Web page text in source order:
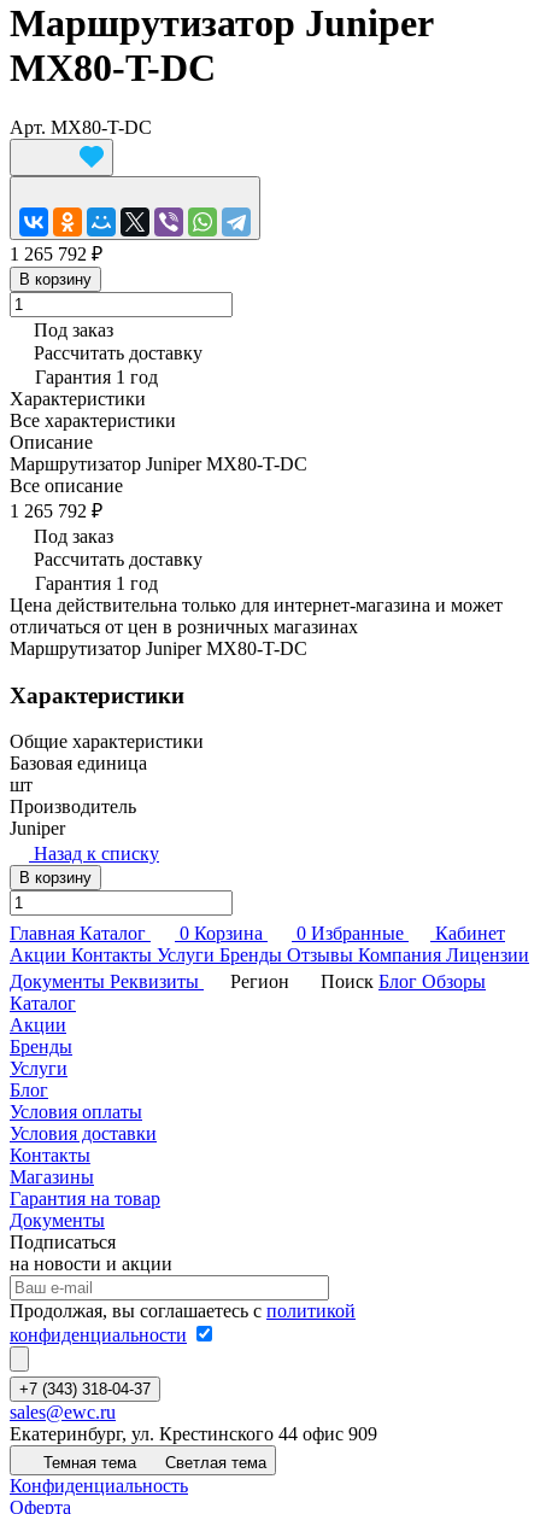
Маршрутизатор Juniper
MX80-T-DC
Арт. MX80-T-DC
1 265 792 ₽
В корзину
Под заказ
Рассчитать доставку
Гарантия 1 год
Характеристики
Все характеристики
Описание
Маршрутизатор Juniper MX80-T-DC
Все описание
1 265 792 ₽
Под заказ
Рассчитать доставку
Гарантия 1 год
Цена действительна только для интернет-магазина и может
отличаться от цен в розничных магазинах
Маршрутизатор Juniper MX80-T-DC
Характеристики
Общие характеристики
Базовая единица
шт
Производитель
Juniper
Назад к списку
В корзину
Главная Каталог 0 Корзина 0 Избранные
Кабинет
Акции Контакты Услуги Бренды Отзывы Компания Лицензии
Документы Реквизиты Регион Поиск Блог Обзоры
Каталог
Акции
Бренды
Услуги
Блог
Условия оплаты
Условия доставки
Контакты
Магазины
Гарантия на товар
Документы
Подписаться
на новости и акции
Продолжая, вы соглашаетесь с политикой
конфиденциальности
+7 (343) 318-04-37
sales@ewc.ru
Екатеринбург, ул. Крестинского 44 офис 909
Темная тема Светлая тема
Конфиденциальность
Оферта